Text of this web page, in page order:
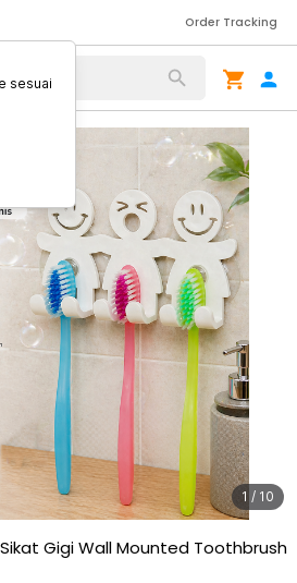
Order Tracking
1 / 10
Gigi Wall Mounted Toothbrush
sesuai